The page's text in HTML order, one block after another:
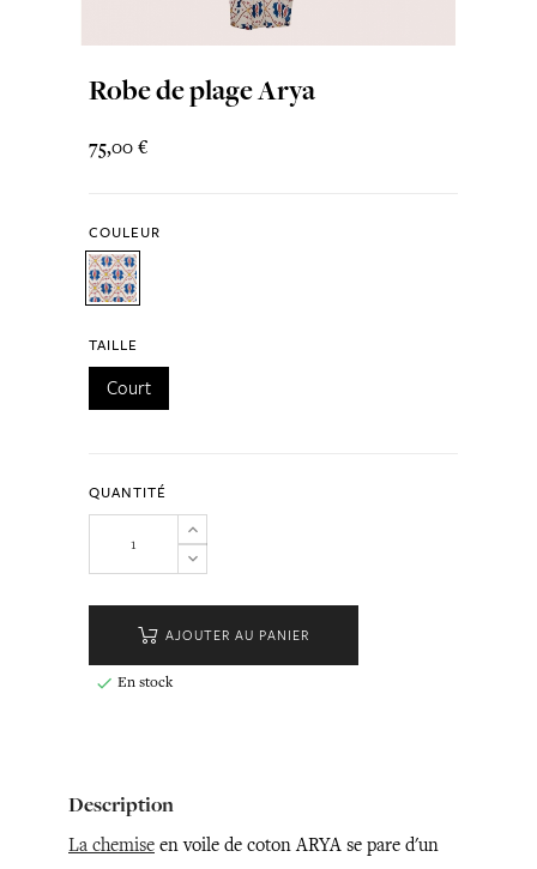
Robe de plage Arya
75,00 €
COULEUR
TAILLE
Court
QUANTITÉ
AJOUTER AU PANIER
 En stock
Description
La chemise en voile de coton ARYA se pare d'un